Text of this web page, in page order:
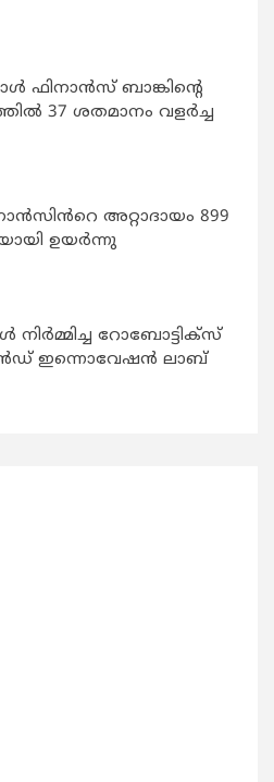
ബാങ്കിന്റെ
37 ശതമാനം വളർച്ച
അറ്റാദായം 899
ഉയർന്നു
നിര്‍മ്മിച്ച റോബോട്ടിക്സ്
ഇന്നൊവേഷന്‍ ലാബ്